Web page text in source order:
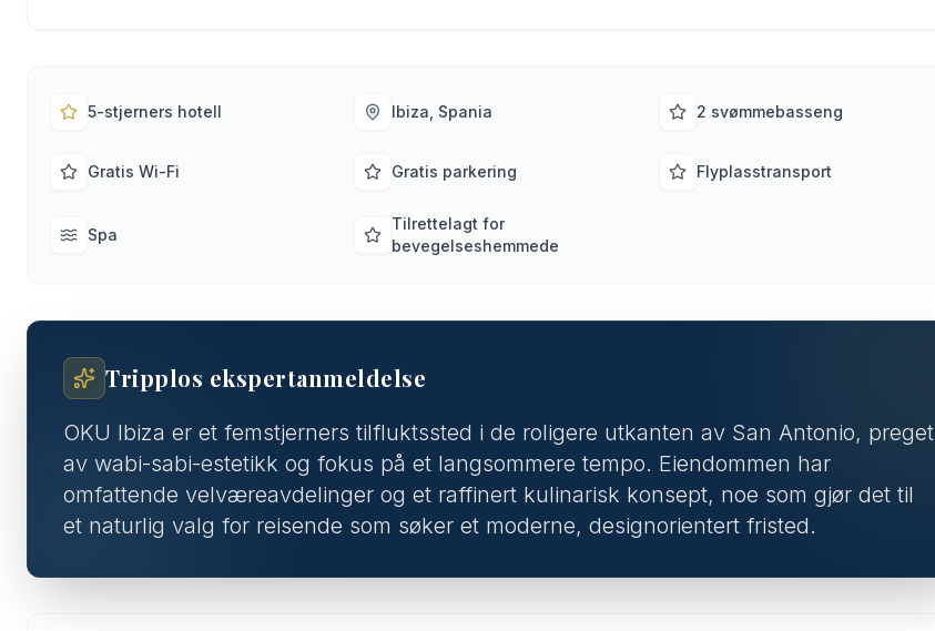
5-stjerners hotell Ibiza, Spania 2 svømmebasseng
Gratis Wi-Fi Gratis parkering Flyplasstransport
Spa
Tilrettelagt for
bevegelseshemmede
Tripplos ekspertanmeldelse
OKU Ibiza er et femstjerners tilfluktssted i de roligere utkanten av San Antonio, preget
av wabi-sabi-estetikk og fokus på et langsommere tempo. Eiendommen har
omfattende velværeavdelinger og et raffinert kulinarisk konsept, noe som gjør det til
et naturlig valg for reisende som søker et moderne, designorientert fristed.